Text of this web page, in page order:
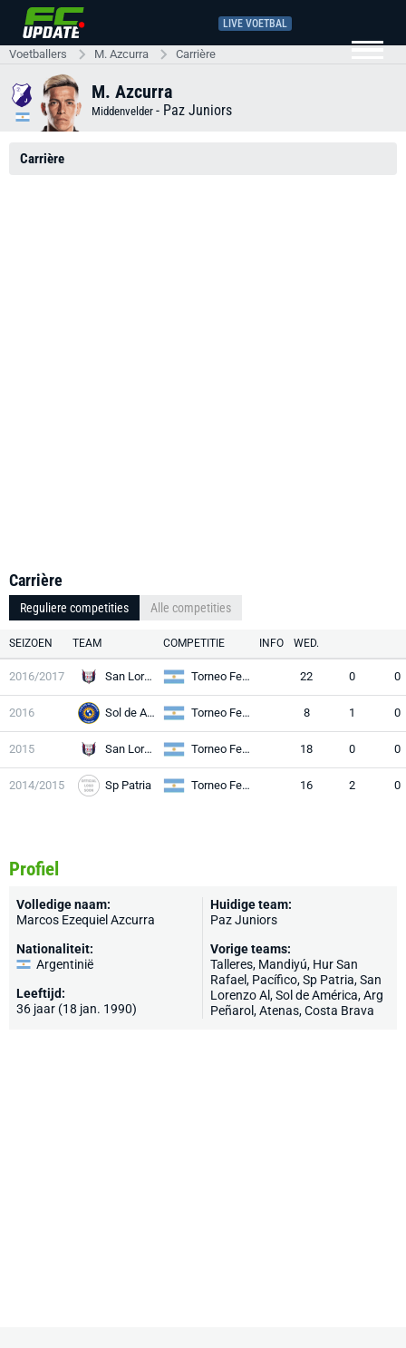
LIVE VOETBAL
Voetballers M. Azcurra Carrière
M. Azcurra
Middenvelder - Paz Juniors
Carrière
Carrière
Reguliere competities Alle competities
SEIZOEN TEAM COMPETITIE INFO WED.
2016/2017 San Lorenzo Al Torneo Federal A 22 0 0
2016 Sol de América Torneo Federal A 8 1 0
2015 San Lorenzo Al Torneo Federal A 18 0 0
2014/2015 Sp Patria Torneo Federal A 16 2 0
Profiel
Volledige naam:
Marcos Ezequiel Azcurra
Nationaliteit:
Argentinië
Leeftijd:
36 jaar (18 jan. 1990)
Huidige team:
Paz Juniors
Vorige teams:
Talleres, Mandiyú, Hur San
Rafael, Pacífico, Sp Patria, San
Lorenzo Al, Sol de América, Arg
Peñarol, Atenas, Costa Brava